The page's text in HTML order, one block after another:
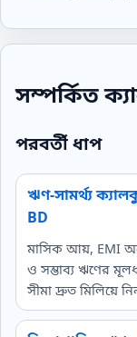
সম্পর্কিত
পরবর্তী ধাপ
ঋণ-সামর্থ্য
BD
মাসিক আয়, EMI
ও সম্ভাব্য ঋণের
সীমা দ্রুত মিলিয়ে